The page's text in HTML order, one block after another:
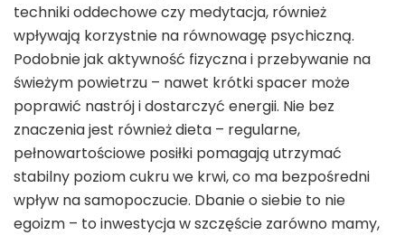
techniki oddechowe czy medytacja, również
wpływają korzystnie na równowagę psychiczną.
Podobnie jak aktywność fizyczna i przebywanie na
świeżym powietrzu – nawet krótki spacer może
poprawić nastrój i dostarczyć energii. Nie bez
znaczenia jest również dieta – regularne,
pełnowartościowe posiłki pomagają utrzymać
stabilny poziom cukru we krwi, co ma bezpośredni
wpływ na samopoczucie. Dbanie o siebie to nie
egoizm – to inwestycja w szczęście zarówno mamy,